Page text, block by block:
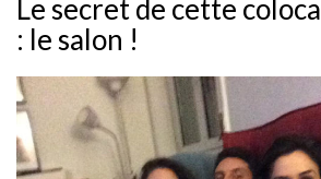
Le secret de cette
: le salon !